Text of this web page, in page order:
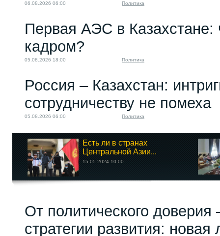
06.08.2026 06:00 Политика
Первая АЭС в Казахстане:
кадром?
05.08.2026 18:00 Политика
Россия – Казахстан:
сотрудничеству не помеха
05.08.2026 06:00 Политика
Есть ли в странах
Центральной Азии...
15.05.2024 10:00
От политического
стратегии развития: новая